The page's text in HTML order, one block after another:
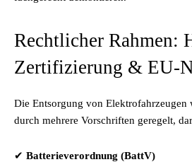
Rechtlicher Rahmen:
Zertifizierung & EU-
Die Entsorgung von Elektrofahrzeugen
durch mehrere Vorschriften geregelt,
✔ Batterieverordnung (BattV)